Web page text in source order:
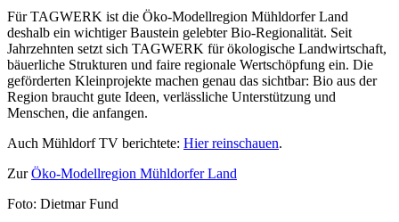
Für TAGWERK ist die Öko-Modellregion Mühldorfer Land
deshalb ein wichtiger Baustein gelebter Bio-Regionalität. Seit
Jahrzehnten setzt sich TAGWERK für ökologische Landwirtschaft,
bäuerliche Strukturen und faire regionale Wertschöpfung ein. Die
geförderten Kleinprojekte machen genau das sichtbar: Bio aus der
Region braucht gute Ideen, verlässliche Unterstützung und
Menschen, die anfangen.
Auch Mühldorf TV berichtete: Hier reinschauen.
ZurÖko-Modellregion Mühldorfer Land
Foto: Dietmar Fund